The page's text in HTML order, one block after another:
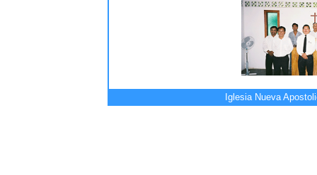
Iglesia Nueva